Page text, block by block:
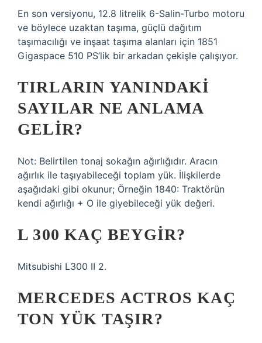
En son versiyonu, 12.8 litrelik 6-Salin-Turbo motoru
ve böylece uzaktan taşıma, güçlü dağıtım
taşımacılığı ve inşaat taşıma alanları için 1851
Gigaspace 510 PS’lik bir arkadan çekişle çalışıyor.
TIRLARIN YANINDAKI
SAYILAR NE ANLAMA
GELIR?
Not: Belirtilen tonaj sokağın ağırlığıdır. Aracın
ağırlık ile taşıyabileceği toplam yük. İlişkilerde
aşağıdaki gibi okunur; Örneğin 1840: Traktörün
kendi ağırlığı + O ile giyebileceği yük değeri.
L 300 KAÇ BEYGIR?
Mitsubishi L300 II 2.
MERCEDES ACTROS KAÇ
TON YÜK TAŞIR?